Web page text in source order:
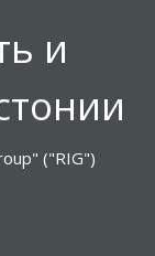
и
("RIG")